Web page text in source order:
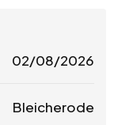
02/08/2026
Bleicherode